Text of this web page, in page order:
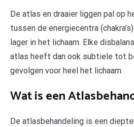
De atlas en draaier liggen pal op
tussen de energiecentra
lager in het lichaam. Elke
atlas heeft dan ook subtiele tot
gevolgen voor heel het lichaam.
Wat is een
De atlasbehandeling is een